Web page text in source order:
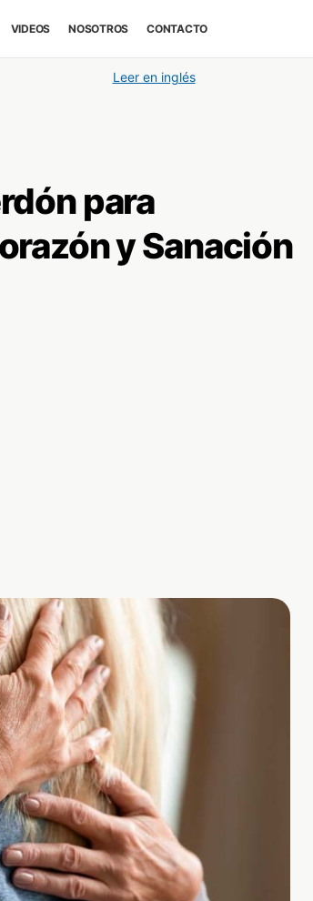
VIDEOS NOSOTROS CONTACTO
Leer en inglés
para
y Sanación